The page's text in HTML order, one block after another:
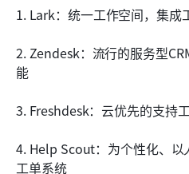
1. Lark：统一工作空间，集成
2. Zendesk：流行的服务型
能
3. Freshdesk：云优先的支持
4. Help Scout：为个性化、以
工单系统